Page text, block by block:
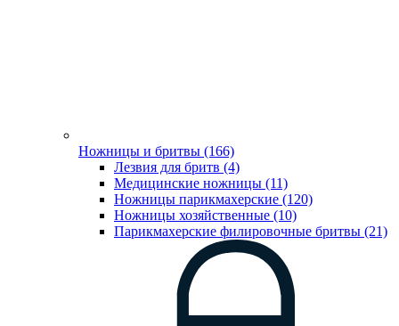
Ножницы и бритвы (166)
Лезвия для бритв (4)
Медицинские ножницы (11)
Ножницы парикмахерские (120)
Ножницы хозяйственные (10)
Парикмахерские филировочные бритвы (21)